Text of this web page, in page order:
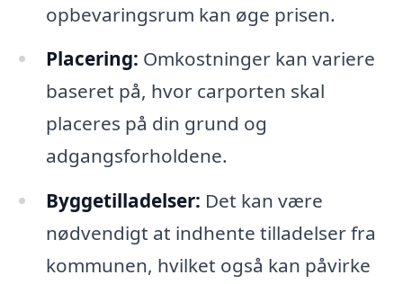
opbevaringsrum kan øge prisen.
Placering: Omkostninger kan variere
baseret på, hvor carporten skal
placeres på din grund og
adgangsforholdene.
Byggetilladelser: Det kan være
nødvendigt at indhente tilladelser fra
kommunen, hvilket også kan påvirke